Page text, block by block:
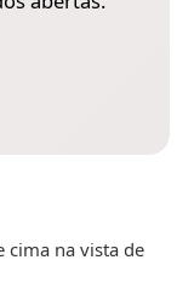
cima na vista de